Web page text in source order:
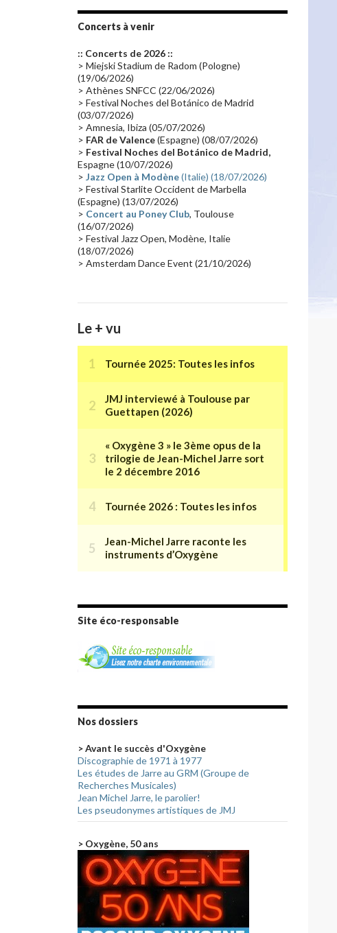
Promo 2019
Emissions 2010 Disques rares
Synthé 70's(20)
Claviériste(19) Groupe de Recherche Musicale
France 2 (18)
Critique(17) Coffret(17) Chronologie(16)
Passages radio(16)
Synthé 80's(16) Les concerts en Chine (16)
Cinéma(16) Houston
Synthé Roland Belgique
Récompense(14) Collaborations 70's(14)
Astronomie(14) France Inter(14)
Concerts à venir
:: Concerts de 2026 ::
> Miejski Stadium de Radom (Pologne)
(19/06/2026)
> Athènes SNFCC (22/06/2026)
> Festival Noches del Botánico de Madrid
(03/07/2026)
> Amnesia, Ibiza (05/07/2026)
> FAR de Valence(Espagne) (08/07/2026)
> Festival Noches del Botánico de Madrid,
Espagne (10/07/2026)
> Jazz Open à Modène(Italie) (18/07/2026)
> Festival Starlite Occident de Marbella
(Espagne) (13/07/2026)
> Concert au Poney Club, Toulouse
(16/07/2026)
> Festival Jazz Open, Modène, Italie
(18/07/2026)
> Amsterdam Dance Event (21/10/2026)
Le + vu
Site éco-responsable
Nos dossiers
> Avant le succès d'Oxygène
Discographie de 1971 à 1977
Les études de Jarre au GRM (Groupe de
Recherches Musicales)
Jean Michel Jarre, le parolier!
Les pseudonymes artistiques de JMJ
> Oxygène, 50 ans